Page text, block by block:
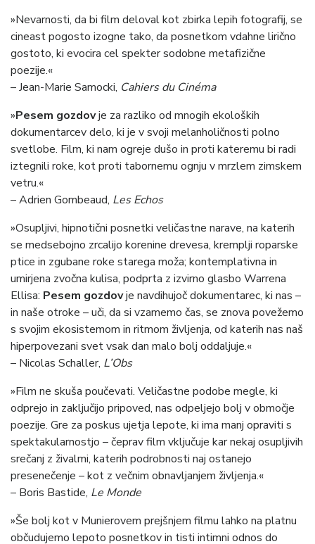
»Nevarnosti, da bi film deloval kot zbirka lepih fotografij, se
cineast pogosto izogne tako, da posnetkom vdahne lirično
gostoto, ki evocira cel spekter sodobne metafizične
poezije.«
– Jean-Marie Samocki, Cahiers du Cinéma
»Pesem gozdovje za razliko od mnogih ekoloških
dokumentarcev delo, ki je v svoji melanholičnosti polno
svetlobe. Film, ki nam ogreje dušo in proti kateremu bi radi
iztegnili roke, kot proti tabornemu ognju v mrzlem zimskem
vetru.«
– Adrien Gombeaud, Les Echos
»Osupljivi, hipnotični posnetki veličastne narave, na katerih
se medsebojno zrcalijo korenine drevesa, kremplji roparske
ptice in zgubane roke starega moža; kontemplativna in
umirjena zvočna kulisa, podprta z izvirno glasbo Warrena
Ellisa: Pesem gozdovje navdihujoč dokumentarec, ki nas –
in naše otroke – uči, da si vzamemo čas, se znova povežemo
s svojim ekosistemom in ritmom življenja, od katerih nas naš
hiperpovezani svet vsak dan malo bolj oddaljuje.«
– Nicolas Schaller, L’Obs
»Film ne skuša poučevati. Veličastne podobe megle, ki
odprejo in zaključijo pripoved, nas odpeljejo bolj v območje
poezije. Gre za poskus ujetja lepote, ki ima manj opraviti s
spektakularnostjo – čeprav film vključuje kar nekaj osupljivih
srečanj z živalmi, katerih podrobnosti naj ostanejo
presenečenje – kot z večnim obnavljanjem življenja.«
– Boris Bastide, Le Monde
»Še bolj kot v Munierovem prejšnjem filmu lahko na platnu
občudujemo lepoto posnetkov in tisti intimni odnos do